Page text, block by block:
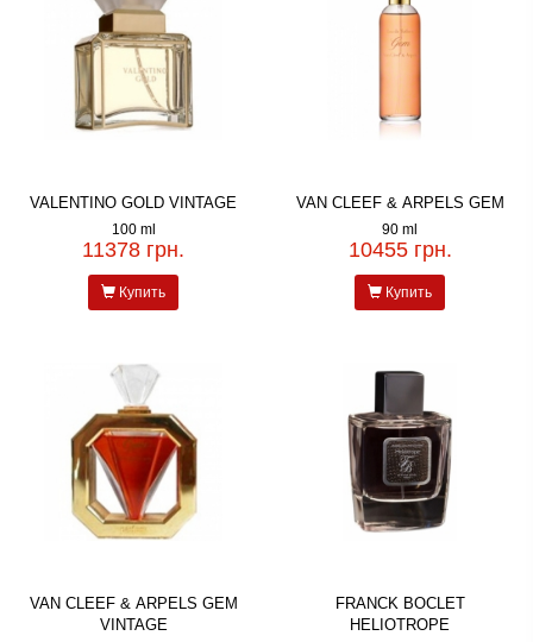
VALENTINO GOLD VINTAGE
100 ml
11378 грн.
Купить
VAN CLEEF & ARPELS GEM
90 ml
10455 грн.
Купить
VAN CLEEF & ARPELS GEM
VINTAGE
FRANCK BOCLET
HELIOTROPE